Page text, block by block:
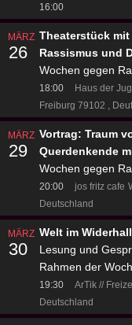
16:00
MÄRZ
26
Theaterstück
Rassismus und
Wochen gegen
18:00 Haus der
Freiburg 79102
MÄRZ
29
Vortrag: Traum
Querdenkende
Wochen gegen
20:00 jos fritz cafe
Deutschland
MÄRZ
30
Welt im
Lesung und
Rahmen der
19:30 ArTik //
Deutschland